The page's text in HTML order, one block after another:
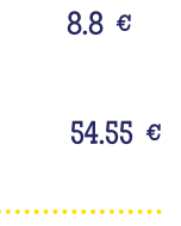
8.8 €
54.55 €